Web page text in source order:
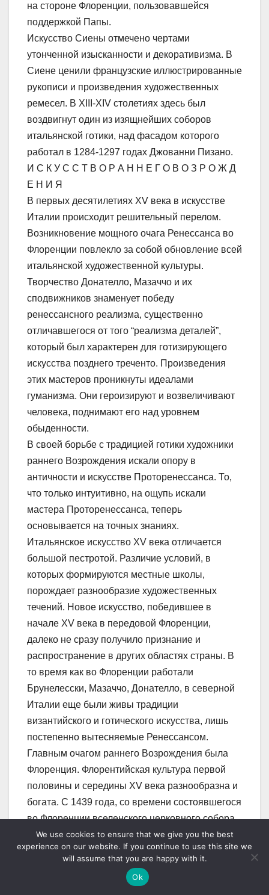
на стороне Флоренции, пользовавшейся
поддержкой Папы.
Искусство Сиены отмечено чертами
утонченной изысканности и декоративизма. В
Сиене ценили французские иллюстрированные
рукописи и произведения художественных
ремесел. В XIII-XIV столетиях здесь был
воздвигнут один из изящнейших соборов
итальянской готики, над фасадом которого
работал в 1284-1297 годах Джованни Пизано.
И С К У С С Т В О Р А Н Н Е Г О В О З Р О Ж Д
Е Н И Я
В первых десятилетиях XV века в искусстве
Италии происходит решительный перелом.
Возникновение мощного очага Ренессанса во
Флоренции повлекло за собой обновление всей
итальянской художественной культуры.
Творчество Донателло, Мазаччо и их
сподвижников знаменует победу
ренессансного реализма, существенно
отличавшегося от того “реализма деталей”,
который был характерен для готизирующего
искусства позднего треченто. Произведения
этих мастеров проникнуты идеалами
гуманизма. Они героизируют и возвеличивают
человека, поднимают его над уровнем
обыденности.
В своей борьбе с традицией готики художники
раннего Возрождения искали опору в
античности и искусстве Проторенессанса. То,
что только интуитивно, на ощупь искали
мастера Проторенессанса, теперь
основывается на точных знаниях.
Итальянское искусство XV века отличается
большой пестротой. Различие условий, в
которых формируются местные школы,
порождает разнообразие художественных
течений. Новое искусство, победившее в
начале XV века в передовой Флоренции,
далеко не сразу получило признание и
распространение в других областях страны. В
то время как во Флоренции работали
Брунелесски, Мазаччо, Донателло, в северной
Италии еще были живы традиции
византийского и готического искусства, лишь
постепенно вытесняемые Ренессансом.
Главным очагом раннего Возрождения была
Флоренция. Флорентийская культура первой
половины и середины XV века разнообразна и
богата. С 1439 года, со времени состоявшегося
во Флоренции вселенского церковного собора,
на который прибыли в сопровождении пышной
свиты византийский император Иоанн
Палеолог и константинопольский патриарх, и
особенно после падения Византии в 1453 году,
We use cookies to ensure that we give you the best
experience on our website. If you continue to use this site we
will assume that you are happy with it.
Ok